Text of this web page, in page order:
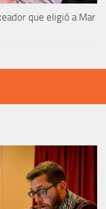
que eligió a Mar